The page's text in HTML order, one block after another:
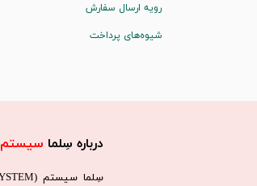
درباره سِلما سیستم​​​​​​​
رویه ارسال سفارش
شیوه‌های پرداخت